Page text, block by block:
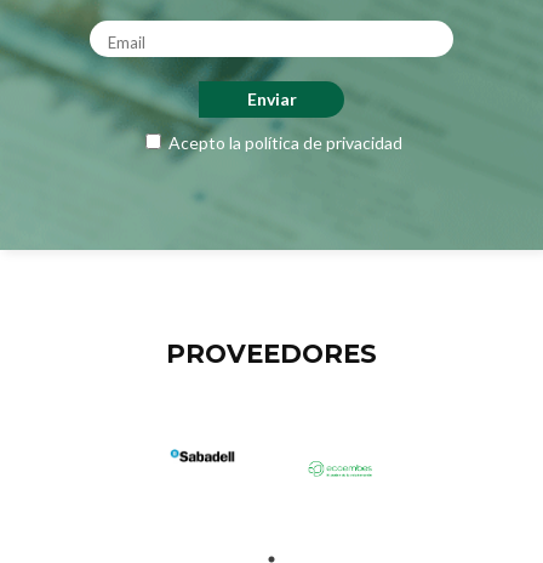
Acepto la política de privacidad
PROVEEDORES